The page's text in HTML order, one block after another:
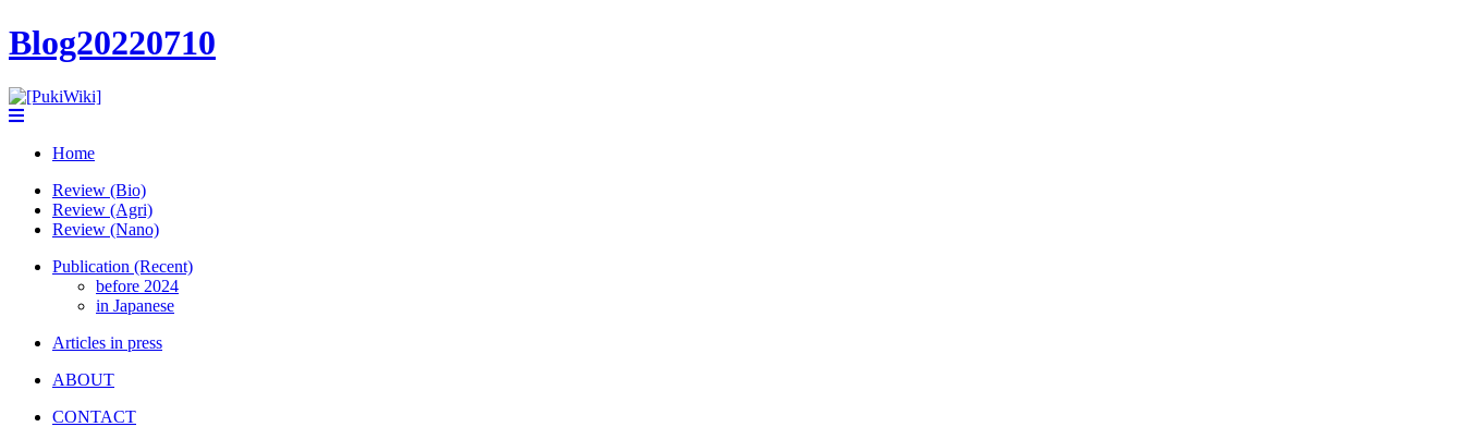
Blog20220710
Home
Review (Bio)
Review (Agri)
Review (Nano)
Publication (Recent)
before 2024
in Japanese
Articles in press
ABOUT
CONTACT